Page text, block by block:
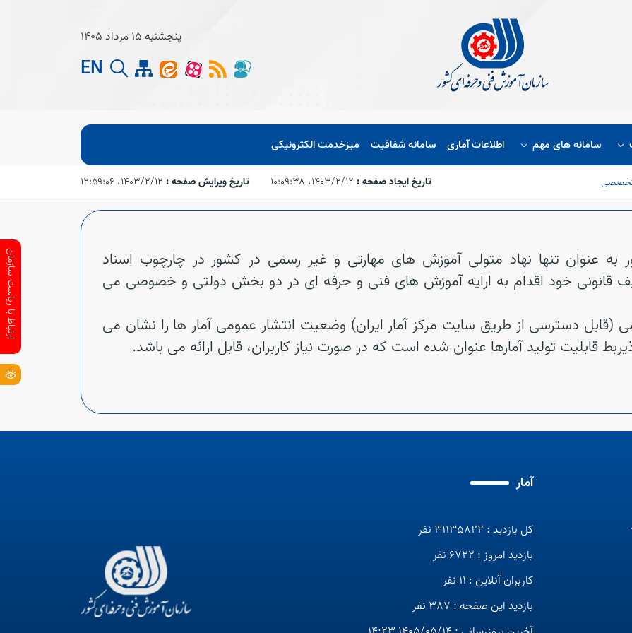
پنجشنبه 15 مرداد 1405
EN
سامانه های مهم اطلاعات آماری سامانه شفافیت میزخدمت الکترونیکی
تخصصی تاریخ ایجاد صفحه : ۱۴۰۳/۲/۱۲،‏ ۱۰:۰۹:۳۸ تاریخ ویرایش صفحه : ۱۴۰۳/۲/۱۲،‏ ۱۲:۵۹:۰۶
عنوان تنها نهاد متولی آموزش های مهارتی و غیر رسمی در کشور در چارچوب اسناد
قانونی خود اقدام به ارایه آموزش های فنی و حرفه ای در دو بخش دولتی و خصوصی می
(قابل دسترسی از طریق سایت مرکز آمار ایران) وضعیت انتشار عمومی آمار ها را نشان می
قابلیت تولید آمارها عنوان شده است که در صورت نیاز کاربران، قابل ارائه می باشد.
آمار
کل بازدید : 31135822 نفر
بازدید امروز : 6722 نفر
کاربران آنلاین : 11 نفر
بازدید این صفحه : 387 نفر
ارتباط با ریاست سازمان